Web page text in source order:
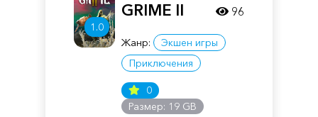
1.0
GRIME II
Жанр:
Экшен игры
Приключения
0
Размер: 19 GB
96